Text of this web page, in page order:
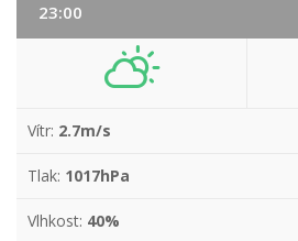
23:00
Vítr: 2.7m/s
Tlak: 1017hPa
Vlhkost: 40%